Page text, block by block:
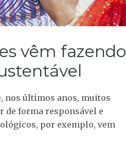
vêm fazendo
nos últimos anos, muitos
de forma responsável e
por exemplo, vem